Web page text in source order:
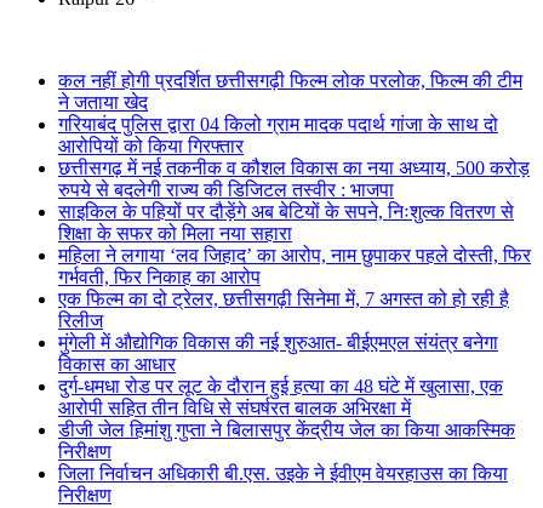
कल नहीं होगी प्रदर्शित छत्तीसगढ़ी फिल्म लोक परलोक, फिल्म की टीम
ने जताया खेद
गरियाबंद पुलिस द्वारा 04 किलो ग्राम मादक पदार्थ गांजा के साथ दो
आरोपियों को किया गिरफ्तार
छत्तीसगढ़ में नई तकनीक व कौशल विकास का नया अध्याय, 500 करोड़
रुपये से बदलेगी राज्य की डिजिटल तस्वीर : भाजपा
साइकिल के पहियों पर दौड़ेंगे अब बेटियों के सपने, निःशुल्क वितरण से
शिक्षा के सफर को मिला नया सहारा
महिला ने लगाया ‘लव जिहाद’ का आरोप, नाम छुपाकर पहले दोस्ती, फिर
गर्भवती, फिर निकाह का आरोप
एक फिल्म का दो ट्रेलर, छत्तीसगढ़ी सिनेमा में, 7 अगस्त को हो रही है
रिलीज
मुंगेली में औद्योगिक विकास की नई शुरुआत- बीईएमएल संयंत्र बनेगा
विकास का आधार
दुर्ग-धमधा रोड पर लूट के दौरान हुई हत्या का 48 घंटे में खुलासा, एक
आरोपी सहित तीन विधि से संघर्षरत बालक अभिरक्षा में
डीजी जेल हिमांशु गुप्ता ने बिलासपुर केंद्रीय जेल का किया आकस्मिक
निरीक्षण
जिला निर्वाचन अधिकारी बी.एस. उइके ने ईवीएम वेयरहाउस का किया
निरीक्षण